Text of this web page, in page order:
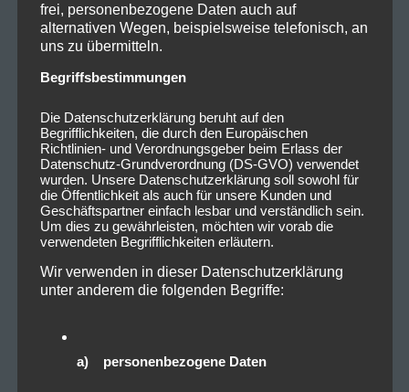
frei, personenbezogene Daten auch auf
alternativen Wegen, beispielsweise telefonisch, an
uns zu übermitteln.
Begriffsbestimmungen
Die Datenschutzerklärung beruht auf den
Begrifflichkeiten, die durch den Europäischen
Richtlinien- und Verordnungsgeber beim Erlass der
Datenschutz-Grundverordnung (DS-GVO) verwendet
wurden. Unsere Datenschutzerklärung soll sowohl für
die Öffentlichkeit als auch für unsere Kunden und
Geschäftspartner einfach lesbar und verständlich sein.
Um dies zu gewährleisten, möchten wir vorab die
verwendeten Begrifflichkeiten erläutern.
Wir verwenden in dieser Datenschutzerklärung
unter anderem die folgenden Begriffe:
a) personenbezogene Daten